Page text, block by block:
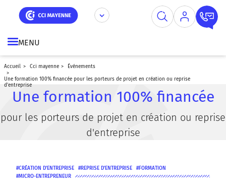
contenu
MENU
accueil cci mayenne événements
une formation 100% financée pour les porteurs de projet en création ou reprise
d'entreprise
Une formation 100% financée
pour les porteurs de projet en création ou reprise
d'entreprise
CRÉATION D'ENTREPRISE REPRISE D'ENTREPRISE
FORMATION
MICRO-ENTREPRENEUR
Panneau de gestion des cookies